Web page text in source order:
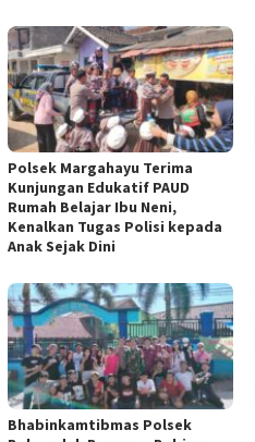
Polsek Margahayu Terima
Kunjungan Edukatif PAUD
Rumah Belajar Ibu Neni,
Kenalkan Tugas Polisi kepada
Anak Sejak Dini
Bhabinkamtibmas Polsek